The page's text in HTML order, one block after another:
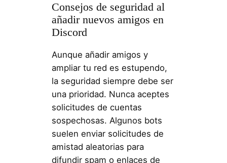
Consejos de seguridad al
añadir nuevos amigos en
Discord
Aunque añadir amigos y
ampliar tu red es estupendo,
la seguridad siempre debe ser
una prioridad. Nunca aceptes
solicitudes de cuentas
sospechosas. Algunos bots
suelen enviar solicitudes de
amistad aleatorias para
difundir spam o enlaces de